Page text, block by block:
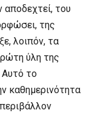
του
της
λοιπόν, τα
ύλη της
Αυτό το
καθημερινότητα